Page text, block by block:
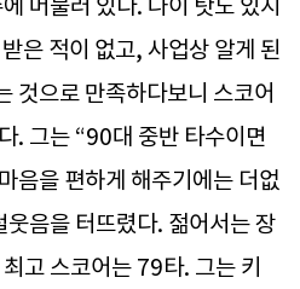
머물러 있다. 나이 탓도 있지
은 적이 없고, 사업상 알게 된
것으로 만족하다보니 스코어
. 그는 “90대 중반 타수이면
음을 편하게 해주기에는 더없
음을 터뜨렸다. 젊어서는 장
고 스코어는 79타. 그는 키